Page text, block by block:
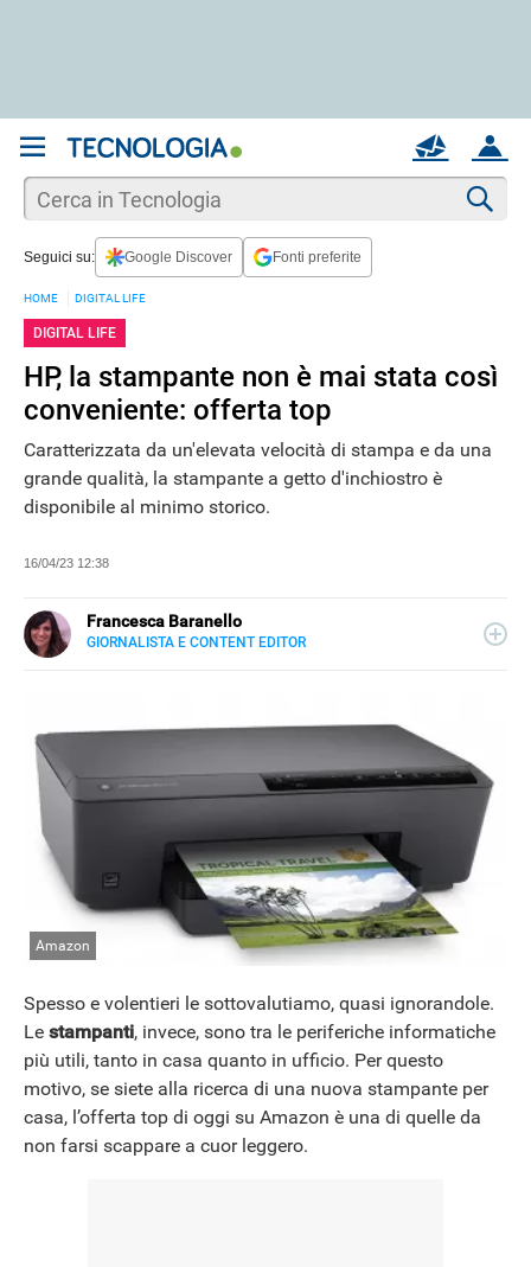
ACCOUNT
MAIL
NEWS
Seguici su: Google Discover Fonti preferite
HOME DIGITAL LIFE
DIGITAL LIFE
HP, la stampante non è mai stata così
conveniente: offerta top
Caratterizzata da un'elevata velocità di stampa e da una
grande qualità, la stampante a getto d'inchiostro è
disponibile al minimo storico.
16/04/23 12:38
Francesca Baranello
GIORNALISTA E CONTENT EDITOR
scritto guide agli acquisti e offerte su gadget e prodotti
Amazon
Spesso e volentieri le sottovalutiamo, quasi ignorandole.
Le stampanti, invece, sono tra le periferiche informatiche
più utili, tanto in casa quanto in ufficio. Per questo
motivo, se siete alla ricerca di una nuova stampante per
casa, l’offerta top di oggi su Amazon è una di quelle da
non farsi scappare a cuor leggero.